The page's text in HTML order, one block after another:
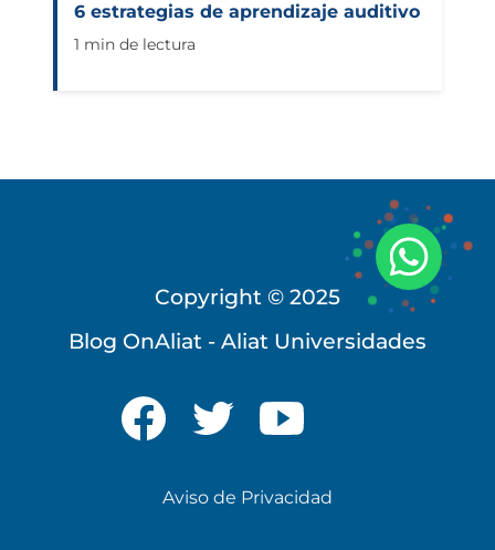
6 estrategias de aprendizaje auditivo
1 min de lectura
Copyright © 2025
Blog OnAliat - Aliat Universidades
Aviso de Privacidad
Universidad Virtual
Te brindamos información